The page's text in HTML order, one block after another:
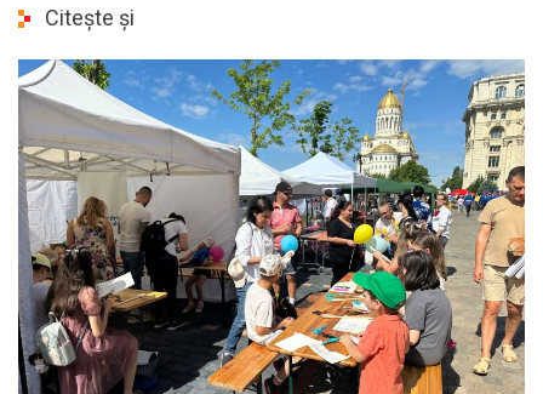
Citește și